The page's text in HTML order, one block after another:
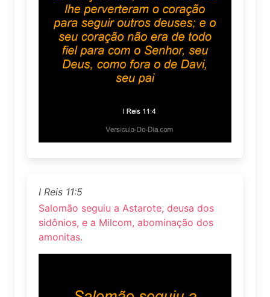
I Reis 11:5
Salomão seguiu a Astarote, deusa dos
sidônios, e a Milcom, abominação dos
amonitas.